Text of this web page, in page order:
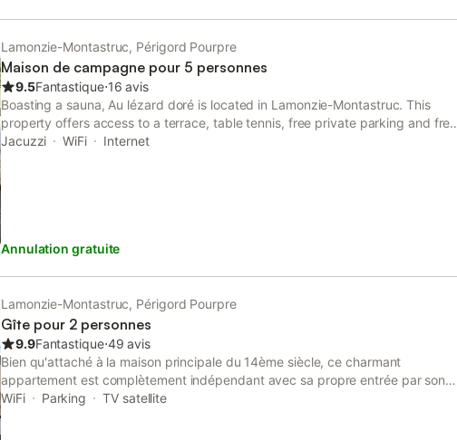
Lamonzie-Montastruc, Périgord Pourpre
Maison de campagne pour 5 personnes
9.5Fantastique⋅16 avis
Boasting a sauna, Au lézard doré is located in Lamonzie-Montastruc. This
property offers access to a terrace, table tennis, free private parking and free
WiFi. The spa and wellness centre includes a sauna, hot tub, hammam and
Jacuzzi WiFi Internet
Annulation gratuite
Lamonzie-Montastruc, Périgord Pourpre
Gîte pour 2 personnes
9.9Fantastique⋅49 avis
Bien qu'attaché à la maison principale du 14ème siècle, ce charmant
appartement est complètement indépendant avec sa propre entrée par son
propre jardin, à l'intérieur de portes verrouillables qui fournissent un parking
WiFi Parking TV satellite